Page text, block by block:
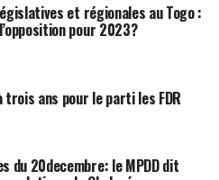
et régionales au Togo :
pour 2023?
trois ans pour le parti les FDR
du 20decembre: le MPDD dit